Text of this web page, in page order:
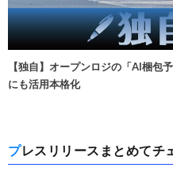
【独自】オープンロジの「AI梱包
にも活用本格化
プレスリリースまとめてチ